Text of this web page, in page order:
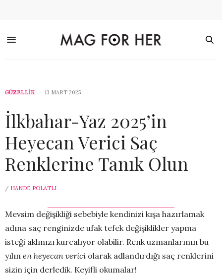
GÜZELLİK 13 MART 2025
İlkbahar-Yaz 2025’in
Heyecan Verici Saç
Renklerine Tanık Olun
/ HANDE POLATLI
Mevsim değişikliği sebebiyle kendinizi kışa hazırlamak
adına saç renginizde ufak tefek değişiklikler yapma
isteği aklınızı kurcalıyor olabilir. Renk uzmanlarının bu
yılın en heyecan verici olarak adlandırdığı saç renklerini
sizin için derledik. Keyifli okumalar!